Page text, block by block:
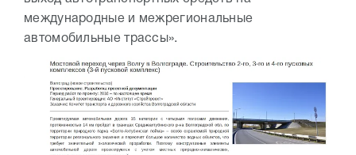
международные и межрегиональные
автомобильные трассы».